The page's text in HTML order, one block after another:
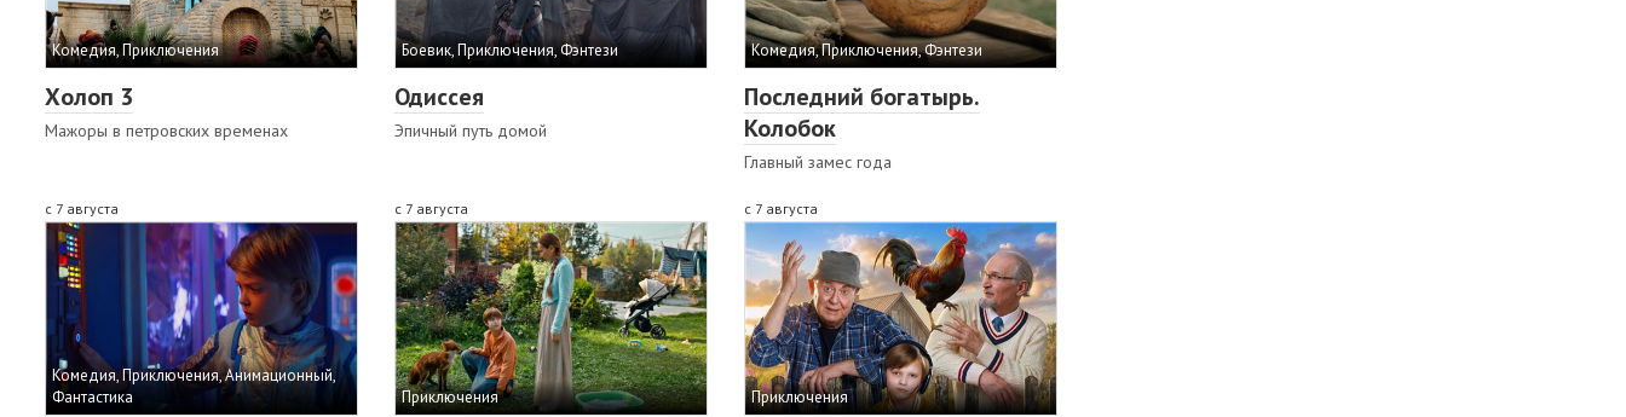
Комедия, Приключения
Холоп 3
Мажоры в петровских временах
Боевик, Приключения, Фэнтези
Одиссея
Эпичный путь домой
Комедия, Приключения, Фэнтези
Последний богатырь.
Колобок
Главный замес года
с 7 августа
Комедия, Приключения, Анимационный,
Фантастика
с 7 августа
Приключения
с 7 августа
Приключения